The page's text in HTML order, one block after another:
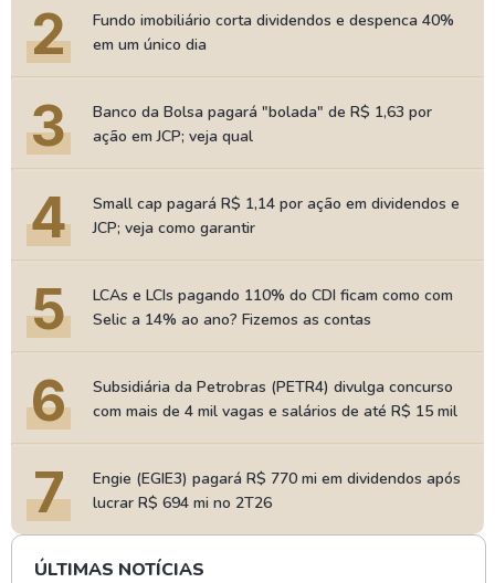
2
Fundo imobiliário corta dividendos e despenca 40%
em um único dia
3
Banco da Bolsa pagará "bolada" de R$ 1,63 por
ação em JCP; veja qual
4
Small cap pagará R$ 1,14 por ação em dividendos e
JCP; veja como garantir
5
LCAs e LCIs pagando 110% do CDI ficam como com
Selic a 14% ao ano? Fizemos as contas
6
Subsidiária da Petrobras (PETR4) divulga concurso
com mais de 4 mil vagas e salários de até R$ 15 mil
7
Engie (EGIE3) pagará R$ 770 mi em dividendos após
lucrar R$ 694 mi no 2T26
ÚLTIMAS NOTÍCIAS